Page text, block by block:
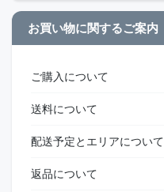
お買い物に関するご案内
ご購入について
送料について
配送予定とエリアについて
返品について